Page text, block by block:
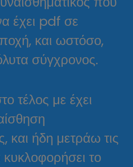
έχει pdf σε
και ωστόσο,
σύγχρονος.
τέλος με έχει
και ήδη μετράω τις
το